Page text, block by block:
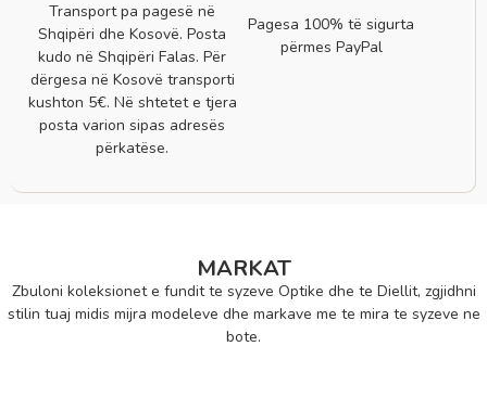
Transport pa pagesë në
Shqipëri dhe Kosovë. Posta
kudo në Shqipëri Falas. Për
dërgesa në Kosovë transporti
kushton 5€. Në shtetet e tjera
posta varion sipas adresës
përkatëse.
Pagesa 100% të sigurta
përmes PayPal
MARKAT
Zbuloni koleksionet e fundit te syzeve Optike dhe te Diellit, zgjidhni
stilin tuaj midis mijra modeleve dhe markave me te mira te syzeve ne
bote.